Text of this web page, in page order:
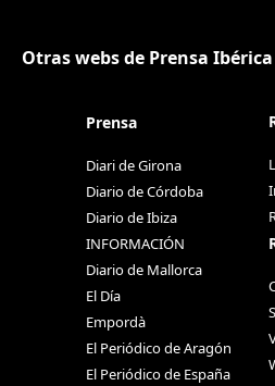
Otras webs de Prensa
Prensa
Diari de Girona
Diario de Córdoba
Diario de Ibiza
INFORMACIÓN
Diario de Mallorca
El Día
Empordà
El Periódico de Aragón
El Periódico de España